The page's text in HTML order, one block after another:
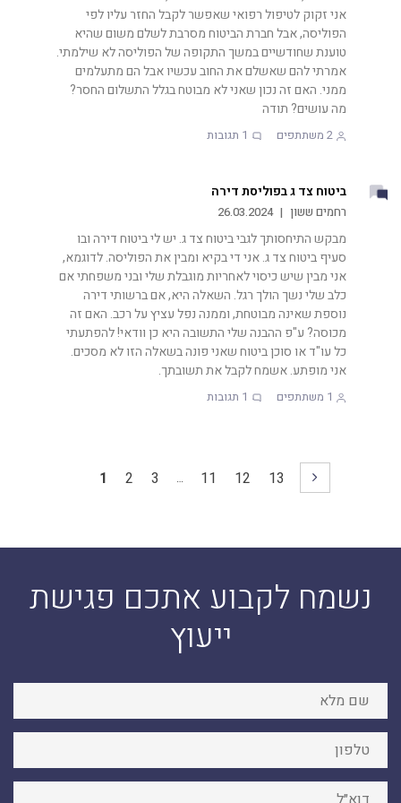
אני זקוק לטיפול רפואי שאפשר לקבל החזר עליו לפי
הפוליסה, אבל חברת הביטוח מסרבת לשלם משום שהיא
טוענת שחודשיים במשך התקופה של הפוליסה לא שילמתי.
אמרתי להם שאשלם את החוב עכשיו אבל הם מתעלמים
ממני. האם זה נכון שאני לא מבוטח בגלל התשלום החסר?
מה עושים? תודה
משתתפים תגובות
ביטוח צד ג בפוליסת דירה
רחמים ששון |
26.03.2024
מבקש התיחסותך לגבי ביטוח צד ג. יש לי ביטוח דירה ובו
סעיף ביטוח צד ג. אני די בקיא ומבין את הפוליסה. לדוגמא,
אני מבין שיש כיסוי לאחריות מוגבלת שלי ובני משפחתי אם
כלב שלי נשך הולך רגל. השאלה היא, אם ברשותי דירה
נוספת שאינה מבוטחת, וממנה נפל עציץ על רכב. האם זה
מכוסה? ע"פ ההבנה שלי התשובה היא כן וודאי! להפתעתי
כל עו"ד או סוכן ביטוח שאני פונה בשאלה הזו לא מסכים.
אני מופתע. אשמח לקבל את תשובתך.
משתתפים תגובות
1 2 3 … 11 12 13
נשמח לקבוע אתכם פגישת
ייעוץ